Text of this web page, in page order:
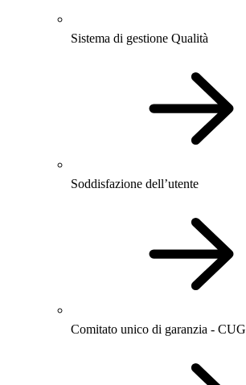
Sistema di gestione Qualità
Soddisfazione dell’utente
Comitato unico di garanzia - CUG